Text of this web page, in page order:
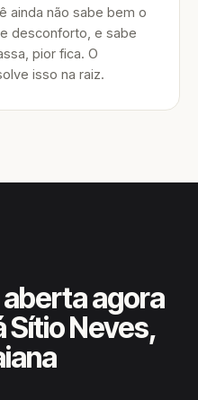
ainda não sabe bem o
desconforto, e sabe
pior fica. O
isso na raiz.
agora
Sítio Neves,